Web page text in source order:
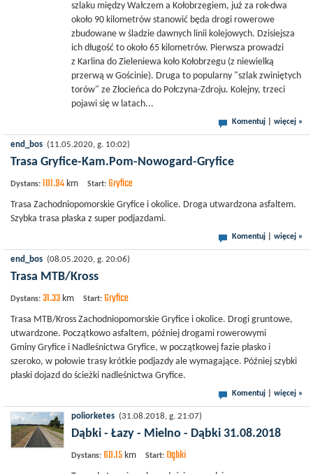
szlaku między Wałczem a Kołobrzegiem, już za rok-dwa
około 90 kilometrów stanowić będa drogi rowerowe
zbudowane w śladzie dawnych linii kolejowych. Dzisiejsza
ich długość to około 65 kilometrów. Pierwsza prowadzi
z Karlina do Zieleniewa koło Kołobrzegu (z niewielką
przerwą w Gościnie). Druga to popularny "szlak zwiniętych
torów" ze Złocieńca do Połczyna-Zdroju. Kolejny, trzeci
pojawi się w latach...
Komentuj więcej »
end_bos (11.05.2020, g. 10:02)
Trasa Gryfice-Kam.Pom-Nowogard-Gryfice
Dystans: 101.94 km Start: Gryfice
Trasa Zachodniopomorskie Gryfice i okolice. Droga utwardzona asfaltem.
Szybka trasa płaska z super podjazdami.
Komentuj więcej »
end_bos (08.05.2020, g. 20:06)
Trasa MTB/Kross
Dystans: 31.33 km Start: Gryfice
Trasa MTB/Kross Zachodniopomorskie Gryfice i okolice. Drogi gruntowe,
utwardzone. Początkowo asfaltem, później drogami rowerowymi
Gminy Gryfice i Nadleśnictwa Gryfice, w początkowej fazie płasko i
szeroko, w połowie trasy krótkie podjazdy ale wymagające. Później szybki
płaski dojazd do ścieżki nadleśnictwa Gryfice.
Komentuj więcej »
poliorketes (31.08.2018, g. 21:07)
Dąbki - Łazy - Mielno - Dąbki 31.08.2018
Dystans: 60.15 km Start: Dąbki